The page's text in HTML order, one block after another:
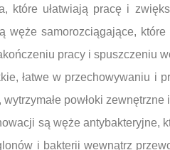
które ułatwiają pracę i
węże samorozciągające,
pracy i spuszczeniu
łatwe w przechowywaniu i
powłoki
są węże antybakteryjne,
i bakterii wewnątrz